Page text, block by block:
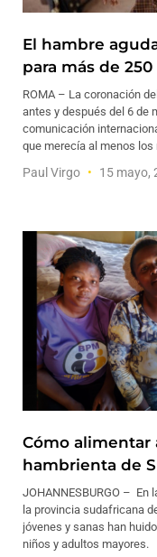
El hambre
para más de
ROMA – La coronación
antes y después del 6 de
comunicación
que merecía al menos
Paul Virgo 15 mayo,
Cómo alimentar
hambrienta de
JOHANNESBURGO – En
la provincia sudafricana
jóvenes y sanas han
niños y adultos mayores.